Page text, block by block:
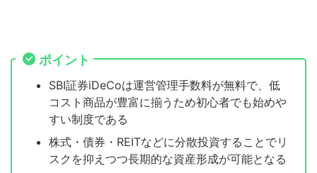
ポイント
SBI証券iDeCoは運営管理手数料が無料で、低
コスト商品が豊富に揃うため初心者でも始めや
すい制度である
株式・債券・REITなどに分散投資することでリ
スクを抑えつつ長期的な資産形成が可能となる